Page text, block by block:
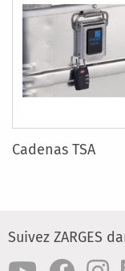
Cadenas TSA
Suivez ZARGES